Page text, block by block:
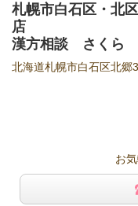
札幌市白石区・北
店
漢方相談 さくら
北海道札幌市白石区北郷
お